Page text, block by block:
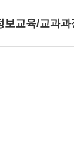
보교육/교과과